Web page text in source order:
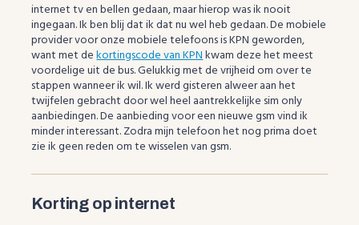
internet tv en bellen gedaan, maar hierop was ik nooit
ingegaan. Ik ben blij dat ik dat nu wel heb gedaan. De mobiele
provider voor onze mobiele telefoons is KPN geworden,
want met dekortingscode van KPNkwam deze het meest
voordelige uit de bus. Gelukkig met de vrijheid om over te
stappen wanneer ik wil. Ik werd gisteren alweer aan het
twijfelen gebracht door wel heel aantrekkelijke sim only
aanbiedingen. De aanbieding voor een nieuwe gsm vind ik
minder interessant. Zodra mijn telefoon het nog prima doet
zie ik geen reden om te wisselen van gsm.
Korting op internet